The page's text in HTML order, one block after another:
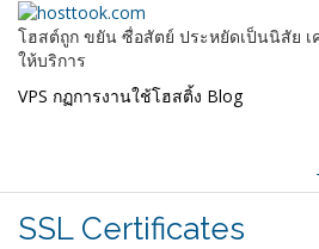
โฮสต์ถูก ขยัน ซื่อสัตย์ ประหยัดเป็นนิสัย เ
ให้บริการ
VPS กฏการงานใช้โฮสติ้ง Blog
SSL Certificates